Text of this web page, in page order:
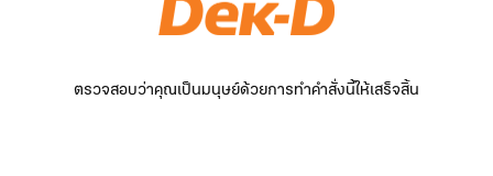
ตรวจสอบว่าคุณเป็นมนุษย์ด้วยการทำคำสั่งนี้ให้เสร็จสิ้น